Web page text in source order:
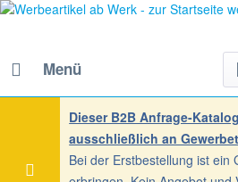
Menü
Dieser B2B Anfrage-
ausschließlich an
Bei der Erstbestellung ist ein